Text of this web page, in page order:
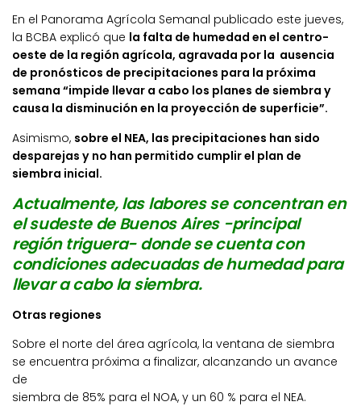
En el Panorama Agrícola Semanal publicado este jueves,
la BCBA explicó que la falta de humedad en el centro-
oeste de la región agrícola, agravada por la ausencia
de pronósticos de precipitaciones para la próxima
semana “impide llevar a cabo los planes de siembra y
causa la disminución en la proyección de superficie”.
Asimismo, sobre el NEA, las precipitaciones han sido
desparejas y no han permitido cumplir el plan de
siembra inicial.
Actualmente, las labores se concentran en
el sudeste de Buenos Aires -principal
región triguera- donde se cuenta con
condiciones adecuadas de humedad para
llevar a cabo la siembra.
Otras regiones
Sobre el norte del área agrícola, la ventana de siembra
se encuentra próxima a finalizar, alcanzando un avance
de
siembra de 85% para el NOA, y un 60 % para el NEA.